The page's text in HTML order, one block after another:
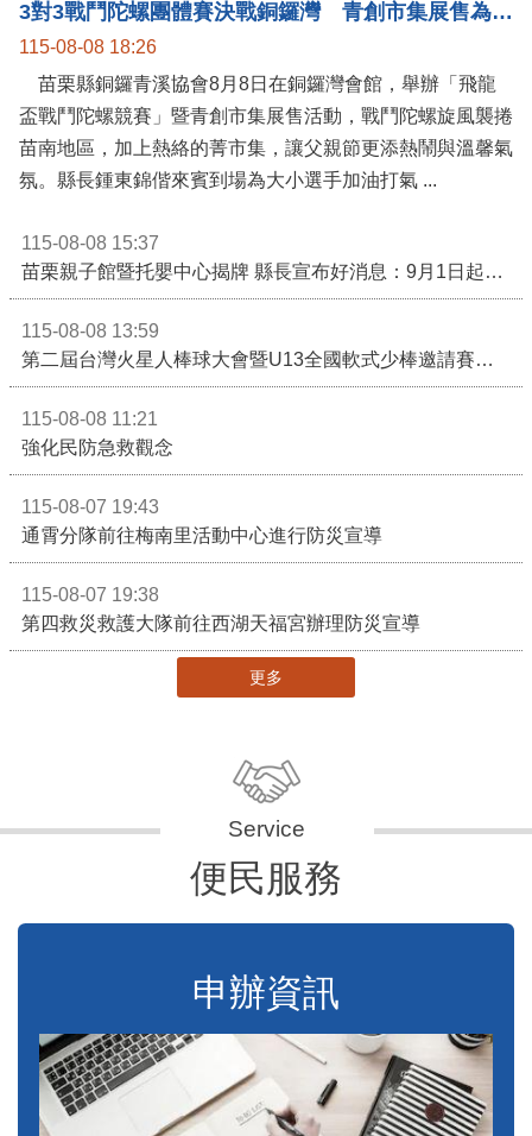
3對3戰鬥陀螺團體賽決戰銅鑼灣 青創市集展售為父親節增添繽紛
115-08-08 18:26
苗栗縣銅鑼青溪協會8月8日在銅鑼灣會館，舉辦「飛龍
盃戰鬥陀螺競賽」暨青創市集展售活動，戰鬥陀螺旋風襲捲
苗南地區，加上熱絡的菁市集，讓父親節更添熱鬧與溫馨氣
氛。縣長鍾東錦偕來賓到場為大小選手加油打氣 ...
115-08-08 15:37
苗栗親子館暨托嬰中心揭牌 縣長宣布好消息：9月1日起調降臨時托嬰費用
115-08-08 13:59
第二屆台灣火星人棒球大會暨U13全國軟式少棒邀請賽在苗栗舉辦
115-08-08 11:21
強化民防急救觀念
115-08-07 19:43
通霄分隊前往梅南里活動中心進行防災宣導
115-08-07 19:38
第四救災救護大隊前往西湖天福宮辦理防災宣導
更多
便民服務
申辦資訊